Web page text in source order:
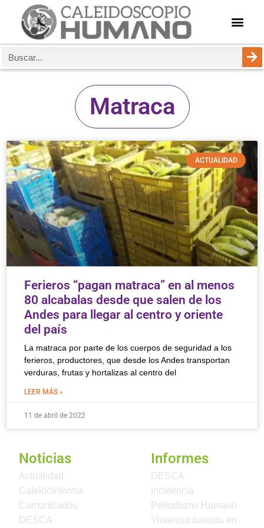
Matraca
ACTUALIDAD
Ferieros “pagan matraca” en al menos
80 alcabalas desde que salen de los
Andes para llegar al centro y oriente
del país
La matraca por parte de los cuerpos de seguridad a los
ferieros, productores, que desde los Andes transportan
verduras, frutas y hortalizas al centro del
LEER MÁS »
11 de abril de 2022
Noticias
Actualidad
CaleidoInforma
Comunicados
DESCA
Informes
DESCA
Incidencia
Periodismo Humano
Violencia basada en